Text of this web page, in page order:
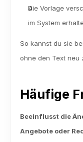
Die Vorlage
im System
So kannst du sie
ohne den Text neu
Häufige
Beeinflusst die
Angebote oder